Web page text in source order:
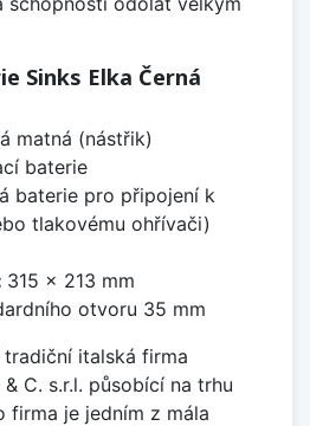
Sinks Elka Černá
matná (nástřik)
baterie
baterie pro připojení k
tlakovému ohřívači)
315 x 213 mm
otvoru 35 mm
italská firma
& C. s.r.l. působící na trhu
firma je jedním z mála